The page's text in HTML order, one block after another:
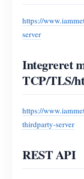
https://
server
Integreret
TCP/TLS/
https://
thirdparty-server
REST API